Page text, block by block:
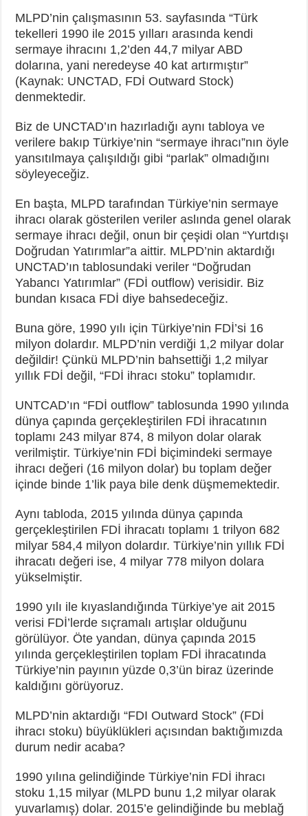
MLPD’nin çalışmasının 53. sayfasında “Türk
tekelleri 1990 ile 2015 yılları arasında kendi
sermaye ihracını 1,2’den 44,7 milyar ABD
dolarına, yani neredeyse 40 kat artırmıştır”
(Kaynak: UNCTAD, FDİ Outward Stock)
denmektedir.
Biz de UNCTAD’ın hazırladığı aynı tabloya ve
verilere bakıp Türkiye’nin “sermaye ihracı”nın öyle
yansıtılmaya çalışıldığı gibi “parlak” olmadığını
söyleyeceğiz.
En başta, MLPD tarafından Türkiye’nin sermaye
ihracı olarak gösterilen veriler aslında genel olarak
sermaye ihracı değil, onun bir çeşidi olan “Yurtdışı
Doğrudan Yatırımlar”a aittir. MLPD’nin aktardığı
UNCTAD’ın tablosundaki veriler “Doğrudan
Yabancı Yatırımlar” (FDİ outflow) verisidir. Biz
bundan kısaca FDİ diye bahsedeceğiz.
Buna göre, 1990 yılı için Türkiye’nin FDİ’si 16
milyon dolardır. MLPD’nin verdiği 1,2 milyar dolar
değildir! Çünkü MLPD’nin bahsettiği 1,2 milyar
yıllık FDİ değil, “FDİ ihracı stoku” toplamıdır.
UNTCAD’ın “FDİ outflow” tablosunda 1990 yılında
dünya çapında gerçekleştirilen FDİ ihracatının
toplamı 243 milyar 874, 8 milyon dolar olarak
verilmiştir. Türkiye’nin FDİ biçimindeki sermaye
ihracı değeri (16 milyon dolar) bu toplam değer
içinde binde 1’lik paya bile denk düşmemektedir.
Aynı tabloda, 2015 yılında dünya çapında
gerçekleştirilen FDİ ihracatı toplamı 1 trilyon 682
milyar 584,4 milyon dolardır. Türkiye’nin yıllık FDİ
ihracatı değeri ise, 4 milyar 778 milyon dolara
yükselmiştir.
1990 yılı ile kıyaslandığında Türkiye’ye ait 2015
verisi FDİ’lerde sıçramalı artışlar olduğunu
görülüyor. Öte yandan, dünya çapında 2015
yılında gerçekleştirilen toplam FDİ ihracatında
Türkiye’nin payının yüzde 0,3’ün biraz üzerinde
kaldığını görüyoruz.
MLPD’nin aktardığı “FDI Outward Stock” (FDİ
ihracı stoku) büyüklükleri açısından baktığımızda
durum nedir acaba?
1990 yılına gelindiğinde Türkiye’nin FDİ ihracı
stoku 1,15 milyar (MLPD bunu 1,2 milyar olarak
yuvarlamış) dolar. 2015’e gelindiğinde bu meblağ